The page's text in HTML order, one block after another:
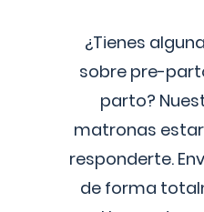
¿Tienes
sobre pre-
parto?
matronas
responderte.
de forma